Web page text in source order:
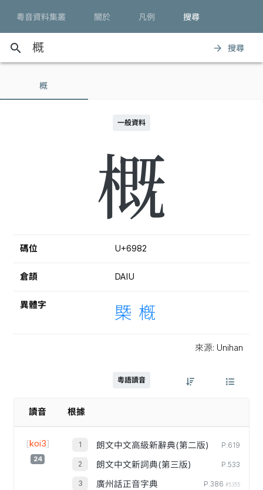
粵音資料集叢 關於 凡例 搜尋
search arrow_forward 搜尋
概
一般資料
概
碼位 U+6982
倉頡 DAIU
異體字 槩 槪
來源: Unihan
粵語讀音
讀音 根據
[koi3]
24
朗文中文高級新辭典(第二版) P.619
朗文中文新詞典(第三版) P.533
廣州話正音字典 P.386 #5355